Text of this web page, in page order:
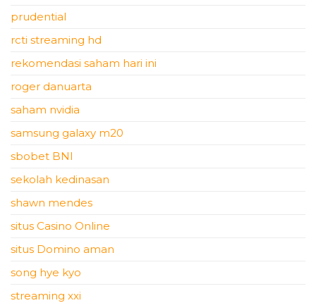
prudential
rcti streaming hd
rekomendasi saham hari ini
roger danuarta
saham nvidia
samsung galaxy m20
sbobet BNI
sekolah kedinasan
shawn mendes
situs Casino Online
situs Domino aman
song hye kyo
streaming xxi